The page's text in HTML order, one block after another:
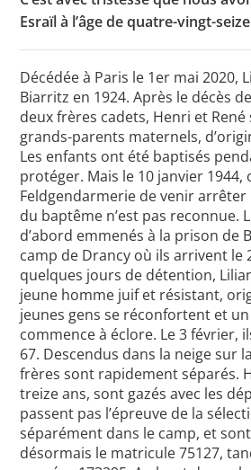
Toutes les
Les rendez-vous de
Concours de
Concours
Conférences, tables
Critique d’ouvrages
Culture
Esraïl à l’âge de quatre-vingt-
Décédée à Paris le 1er mai 2020,
Biarritz en 1924. Après le décès
deux frères cadets, Henri et
grands-parents maternels,
Les enfants ont été baptisés
protéger. Mais le 10 janvier 1944,
Feldgendarmerie de venir
du baptême n’est pas reconnue.
d’abord emmenés à la prison de
camp de Drancy où ils arrivent le
quelques jours de détention,
jeune homme juif et résistant,
jeunes gens se réconfortent et
commence à éclore. Le 3 février,
67. Descendus dans la neige sur
frères sont rapidement séparés.
treize ans, sont gazés avec les
passent pas l’épreuve de la
séparément dans le camp, et
désormais le matricule 75127,